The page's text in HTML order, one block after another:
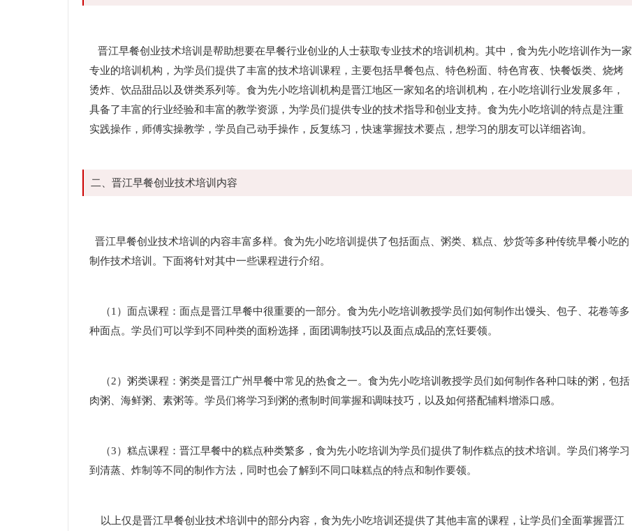
晋江早餐创业技术培训是帮助想要在早餐行业创业的人士获取专业技术的培训机构。其中，食为先小吃培训作为一家
专业的培训机构，为学员们提供了丰富的技术培训课程，主要包括早餐包点、特色粉面、特色宵夜、快餐饭类、烧烤
烫炸、饮品甜品以及饼类系列等。食为先小吃培训机构是晋江地区一家知名的培训机构，在小吃培训行业发展多年，
具备了丰富的行业经验和丰富的教学资源，为学员们提供专业的技术指导和创业支持。食为先小吃培训的特点是注重
实践操作，师傅实操教学，学员自己动手操作，反复练习，快速掌握技术要点，想学习的朋友可以详细咨询。
二、晋江早餐创业技术培训内容
晋江早餐创业技术培训的内容丰富多样。食为先小吃培训提供了包括面点、粥类、糕点、炒货等多种传统早餐小吃的
制作技术培训。下面将针对其中一些课程进行介绍。
（1）面点课程：面点是晋江早餐中很重要的一部分。食为先小吃培训教授学员们如何制作出馒头、包子、花卷等多
种面点。学员们可以学到不同种类的面粉选择，面团调制技巧以及面点成品的烹饪要领。
（2）粥类课程：粥类是晋江广州早餐中常见的热食之一。食为先小吃培训教授学员们如何制作各种口味的粥，包括
肉粥、海鲜粥、素粥等。学员们将学习到粥的煮制时间掌握和调味技巧，以及如何搭配辅料增添口感。
（3）糕点课程：晋江早餐中的糕点种类繁多，食为先小吃培训为学员们提供了制作糕点的技术培训。学员们将学习
到清蒸、炸制等不同的制作方法，同时也会了解到不同口味糕点的特点和制作要领。
以上仅是晋江早餐创业技术培训中的部分内容，食为先小吃培训还提供了其他丰富的课程，让学员们全面掌握晋江